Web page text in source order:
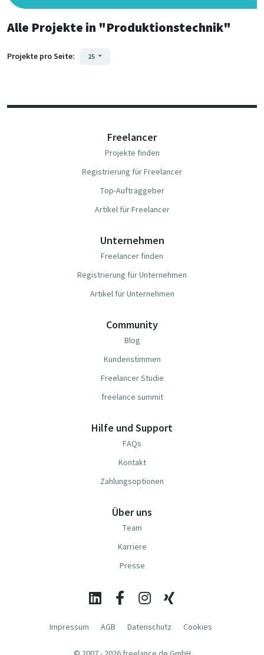
Alle Projekte in "Produktionstechnik"
Projekte pro Seite: 25
Freelancer
Projekte finden
Registrierung für Freelancer
Top-Auftraggeber
Artikel für Freelancer
Unternehmen
Freelancer finden
Registrierung für Unternehmen
Artikel für Unternehmen
Community
Blog
Kundenstimmen
Freelancer Studie
freelance summit
Hilfe und Support
FAQs
Kontakt
Zahlungsoptionen
Über uns
Team
Karriere
Presse
Impressum AGB Datenschutz Cookies